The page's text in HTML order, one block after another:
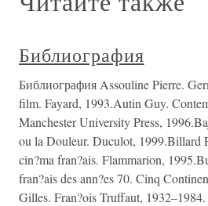
Библиография
Библиография Assouline Pierre.
film. Fayard, 1993.Autin Guy.
Manchester University Press,
ou la Douleur. Duculot, 1999.Billard
cin?ma fran?ais. Flammarion,
fran?ais des ann?es 70. Cinq
Gilles. Fran?ois Truffaut,